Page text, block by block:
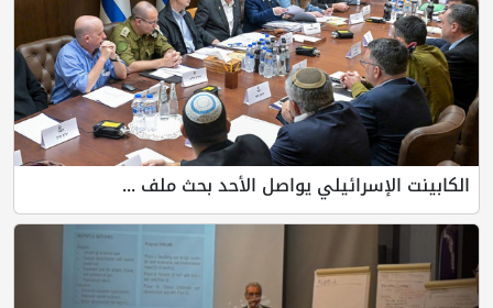
الكابينت الإسرائيلي يواصل الأحد بحث ملف ...